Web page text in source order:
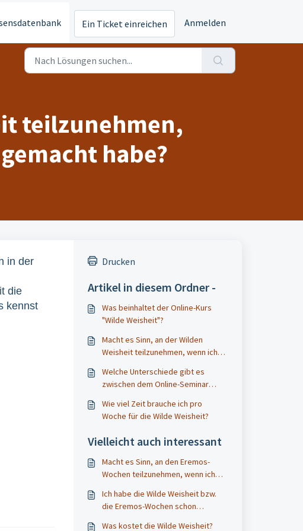
Ein Ticket einreichen Anmelden
teilzunehmen,
habe?
in der
die
kennst
Drucken
Artikel in diesem Ordner -
Was beinhaltet der Online-Kurs
"Wilde Weisheit"?
Macht es Sinn, an der Wilden
Weisheit teilzunehmen, wenn ich
gemacht habe?
Welche Unterschiede gibt es
zwischen dem Online-Seminar
Wochen"?
Wie viel Zeit brauche ich pro
Woche für die Wilde Weisheit?
Vielleicht auch interessant
Macht es Sinn, an den Eremos-
Wochen teilzunehmen, wenn ich
teilgenommen habe?
Ich habe die Wilde Weisheit bzw.
die Eremos-Wochen schon
Was kostet die Wilde Weisheit?